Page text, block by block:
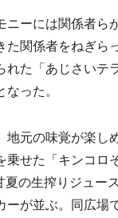
ーには関係者ら
た関係者をねぎ
れた「あじさいテ
った。
元の味覚が楽し
乗せた「キンコ
の生搾りジュー
が並ぶ。同広場